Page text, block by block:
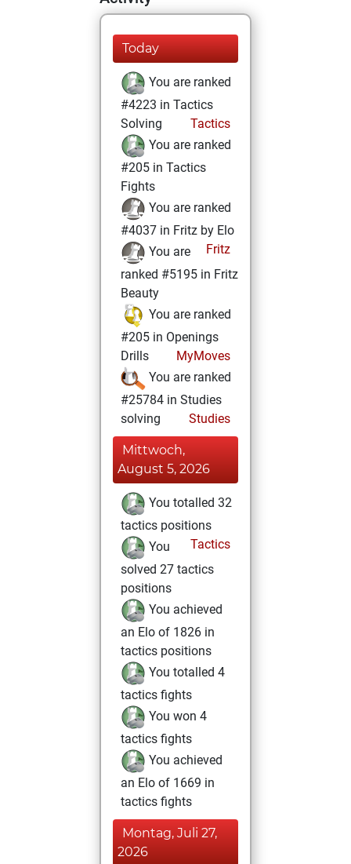
Today
You are ranked
#4223 in Tactics
Solving
Tactics
You are ranked
#205 in Tactics
Fights
You are ranked
#4037 in Fritz by Elo
Fritz
You are
ranked #5195 in Fritz
Beauty
You are ranked
#205 in Openings
Drills
MyMoves
You are ranked
#25784 in Studies
solving
Studies
Mittwoch,
August 5, 2026
You totalled 32
tactics positions
Tactics
You
solved 27 tactics
positions
You achieved
an Elo of 1826 in
tactics positions
You totalled 4
tactics fights
You won 4
tactics fights
You achieved
an Elo of 1669 in
tactics fights
Montag, Juli 27,
2026